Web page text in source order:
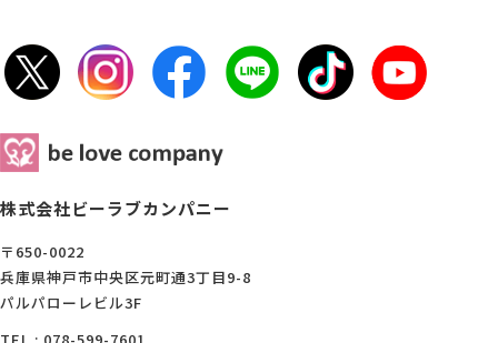
株式会社ビーラブカンパニー
〒650-0022
兵庫県神戸市中央区元町通3丁目9-8
パルパローレビル3F